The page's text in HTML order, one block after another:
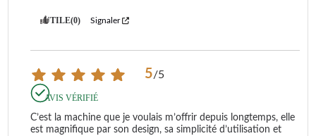
UTILE(0) Signaler
5/5
AVIS VÉRIFIÉ
C’est la machine que je voulais m’offrir depuis longtemps, elle
est magnifique par son design, sa simplicité d’utilisation et